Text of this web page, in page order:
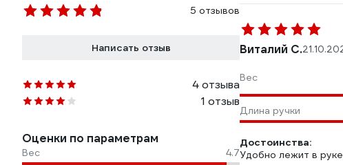
5 отзывов
Написать отзыв
4 отзыва
1 отзыв
Оценки по параметрам
Вес
4.7
Виталий С.
Вес
Длина ручки
Достоинства:
Удобно лежит в